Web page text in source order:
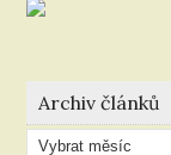
Archiv článků
Archiv